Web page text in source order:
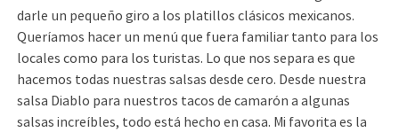
darle un pequeño giro a los platillos clásicos mexicanos.
Queríamos hacer un menú que fuera familiar tanto para los
locales como para los turistas. Lo que nos separa es que
hacemos todas nuestras salsas desde cero. Desde nuestra
salsa Diablo para nuestros tacos de camarón a algunas
salsas increíbles, todo está hecho en casa. Mi favorita es la